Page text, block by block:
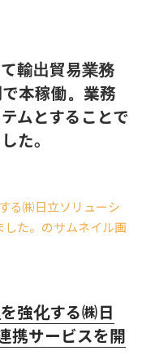
輸出貿易業務
本稼働。業務
ムとすることで
た。
強化する㈱日
携サービスを開